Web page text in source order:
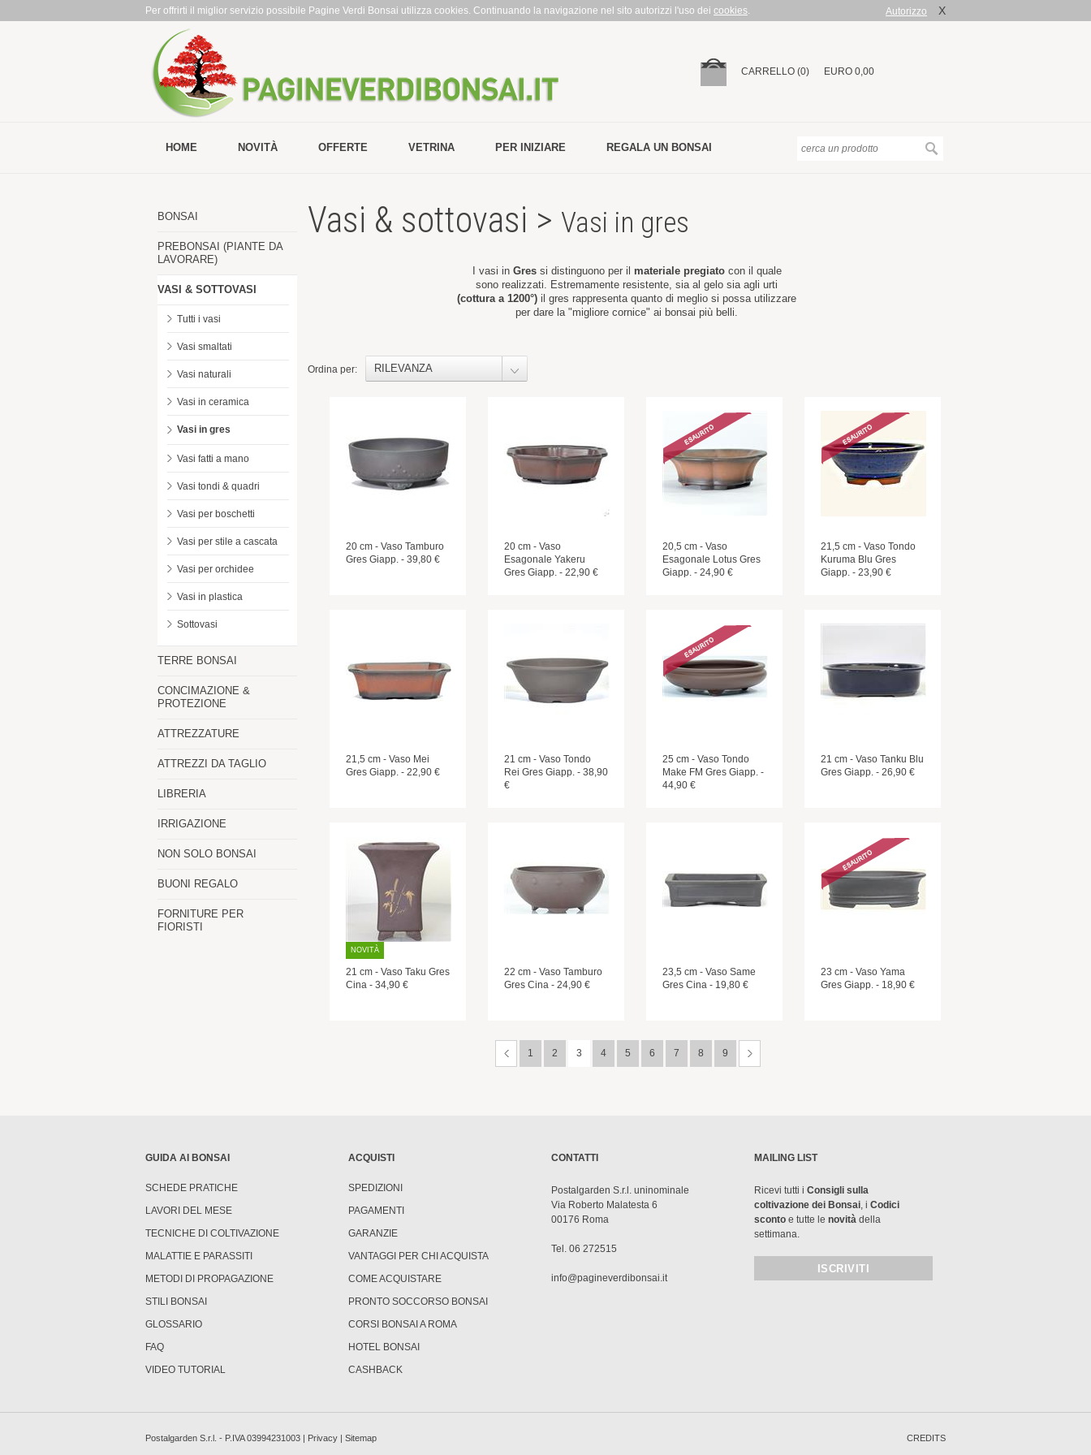
Per offrirti il miglior servizio possibile Pagine Verdi Bonsai utilizza cookies. Continuando la navigazione nel sito autorizzi l'uso dei cookies. Autorizzo X
CARRELLO (0) EURO 0,00
HOME NOVITÀ OFFERTE VETRINA PER INIZIARE REGALA UN BONSAI
BONSAI
PREBONSAI (PIANTE DA
LAVORARE)
VASI & SOTTOVASI
Tutti i vasi
Vasi smaltati
Vasi naturali
Vasi in ceramica
Vasi in gres
Vasi fatti a mano
Vasi tondi & quadri
Vasi per boschetti
Vasi per stile a cascata
Vasi per orchidee
Vasi in plastica
Sottovasi
TERRE BONSAI
CONCIMAZIONE &
PROTEZIONE
ATTREZZATURE
ATTREZZI DA TAGLIO
LIBRERIA
IRRIGAZIONE
NON SOLO BONSAI
BUONI REGALO
FORNITURE PER
FIORISTI
Vasi & sottovasi > Vasi in gres
I vasi in Gres si distinguono per il materiale pregiatocon il quale
sono realizzati. Estremamente resistente, sia al gelo sia agli urti
(cottura a 1200°) il gres rappresenta quanto di meglio si possa utilizzare
per dare la "migliore cornice" ai bonsai più belli.
Ordina per: RILEVANZA
20 cm - Vaso Tamburo
Gres Giapp. - 39,80 €
20 cm - Vaso
Esagonale Yakeru
Gres Giapp. - 22,90 €
20,5 cm - Vaso
Esagonale Lotus Gres
Giapp. - 24,90 €
21,5 cm - Vaso Tondo
Kuruma Blu Gres
Giapp. - 23,90 €
21,5 cm - Vaso Mei
Gres Giapp. - 22,90 €
21 cm - Vaso Tondo
Rei Gres Giapp. - 38,90
€
25 cm - Vaso Tondo
Make FM Gres Giapp. -
44,90 €
21 cm - Vaso Tanku Blu
Gres Giapp. - 26,90 €
NOVITÀ
21 cm - Vaso Taku Gres
Cina - 34,90 €
22 cm - Vaso Tamburo
Gres Cina - 24,90 €
23,5 cm - Vaso Same
Gres Cina - 19,80 €
23 cm - Vaso Yama
Gres Giapp. - 18,90 €
1 2 3 4 5 6 7 8 9
GUIDA AI BONSAI
SCHEDE PRATICHE
LAVORI DEL MESE
TECNICHE DI COLTIVAZIONE
MALATTIE E PARASSITI
METODI DI PROPAGAZIONE
STILI BONSAI
GLOSSARIO
FAQ
VIDEO TUTORIAL
ACQUISTI
SPEDIZIONI
PAGAMENTI
GARANZIE
VANTAGGI PER CHI ACQUISTA
COME ACQUISTARE
PRONTO SOCCORSO BONSAI
CORSI BONSAI A ROMA
HOTEL BONSAI
CASHBACK
CONTATTI
Postalgarden S.r.l. uninominale
Via Roberto Malatesta 6
00176 Roma
Tel. 06 272515
info@pagineverdibonsai.it
MAILING LIST
Ricevi tutti i Consigli sulla
coltivazione dei Bonsai, i Codici
sconto e tutte le novità della
settimana.
Postalgarden S.r.l. - P.IVA 03994231003 | Privacy | Sitemap CREDITS